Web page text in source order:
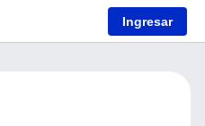
Ingresar